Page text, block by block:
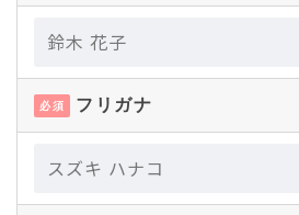
必須 フリガナ